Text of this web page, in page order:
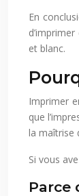
En
et blanc.
Imprimer
que
la maîtrise
Si vous
Parce